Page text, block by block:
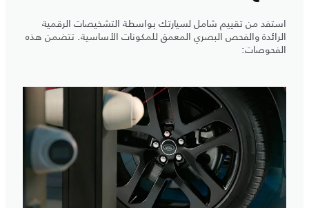
استفد من تقييم شامل لسيارتك بواسطة التشخيصات الرقمية
الرائدة والفحص البصري المعمق للمكونات الأساسية. تتضمن هذه
الفحوصات: